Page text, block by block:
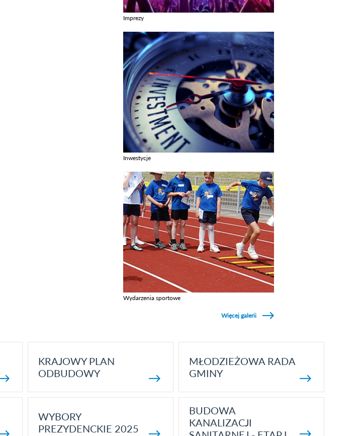
Imprezy
Inwestycje
Wydarzenia sportowe
Więcej galerii
KRAJOWY PLAN
ODBUDOWY
MŁODZIEŻOWA RADA
GMINY
WYBORY
PREZYDENCKIE 2025
BUDOWA
KANALIZACJI